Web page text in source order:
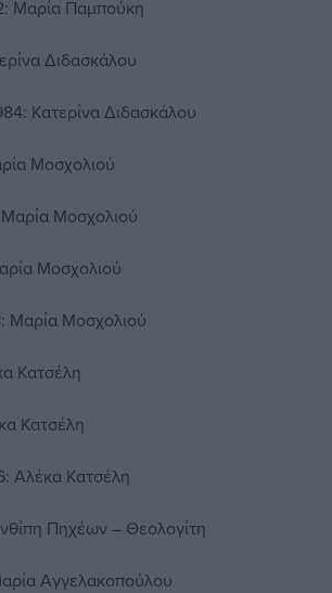
Μαρία Παμπούκη
Διδασκάλου
Κατερίνα Διδασκάλου
Μοσχολιού
Μοσχολιού
Μοσχολιού
Μαρία Μοσχολιού
Κατσέλη
Κατσέλη
Αλέκα Κατσέλη
Πηχέων – Θεολογίτη
Αγγελακοπούλου